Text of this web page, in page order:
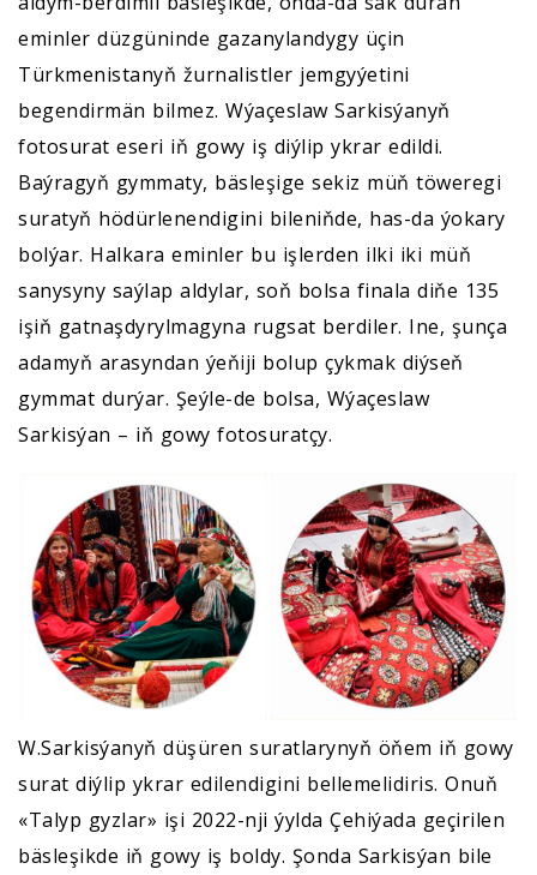
eminler düzgüninde gazanylandygy üçin
Türkmenistanyň žurnalistler jemgyýetini
begendirmän bilmez. Wýaçeslaw Sarkisýanyň
fotosurat eseri iň gowy iş diýlip ykrar edildi.
Baýragyň gymmaty, bäsleşige sekiz müň töweregi
suratyň hödürlenendigini bileniňde, has-da ýokary
bolýar. Halkara eminler bu işlerden ilki iki müň
sanysyny saýlap aldylar, soň bolsa finala diňe 135
işiň gatnaşdyrylmagyna rugsat berdiler. Ine, şunça
adamyň arasyndan ýeňiji bolup çykmak diýseň
gymmat durýar. Şeýle-de bolsa, Wýaçeslaw
Sarkisýan – iň gowy fotosuratçy.
W.Sarkisýanyň düşüren suratlarynyň öňem iň gowy
surat diýlip ykrar edilendigini bellemelidiris. Onuň
«Talyp gyzlar» işi 2022-nji ýylda Çehiýada geçirilen
bäsleşikde iň gowy iş boldy. Şonda Sarkisýan bile